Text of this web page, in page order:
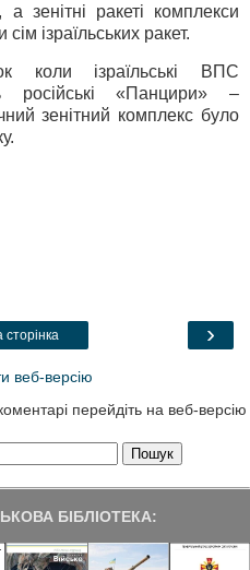
зенітні ракеті комплекси
ізраїльських ракет.
ізраїльські ВПС
російські «Панцири» –
зенітний комплекс було
›
сторінка
веб-версію
перейдіть на веб-версію
БІБЛІОТЕКА: